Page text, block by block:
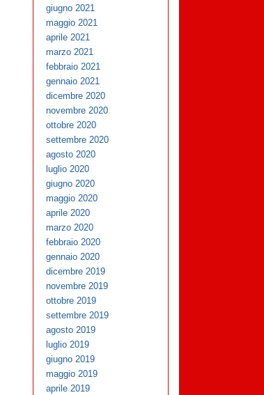
giugno 2021
maggio 2021
aprile 2021
marzo 2021
febbraio 2021
gennaio 2021
dicembre 2020
novembre 2020
ottobre 2020
settembre 2020
agosto 2020
luglio 2020
giugno 2020
maggio 2020
aprile 2020
marzo 2020
febbraio 2020
gennaio 2020
dicembre 2019
novembre 2019
ottobre 2019
settembre 2019
agosto 2019
luglio 2019
giugno 2019
maggio 2019
aprile 2019